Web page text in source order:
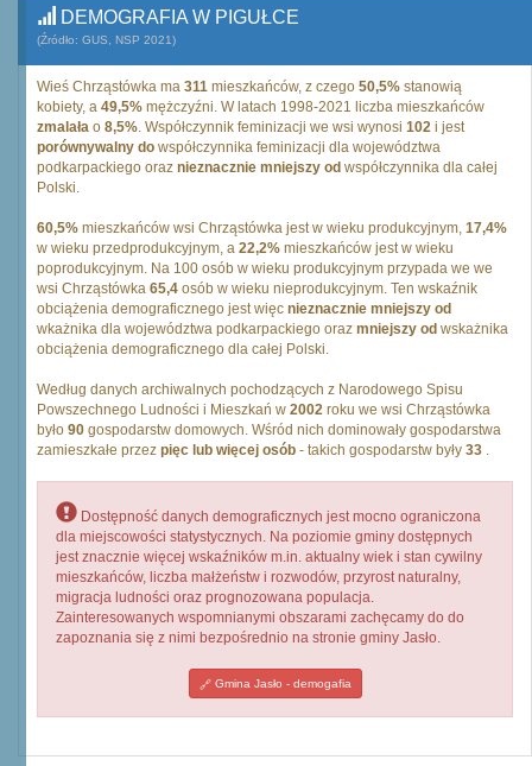
DEMOGRAFIA W PIGUŁCE
(Źródło: GUS, NSP 2021)
Wieś Chrząstówka ma 311 mieszkańców, z czego 50,5% stanowią
kobiety, a 49,5% mężczyźni. W latach 1998-2021 liczba mieszkańców
zmalała o 8,5%. Współczynnik feminizacji we wsi wynosi 102 i jest
porównywalny do współczynnika feminizacji dla województwa
podkarpackiego oraz nieznacznie mniejszy od współczynnika dla całej
Polski.
60,5% mieszkańców wsi Chrząstówka jest w wieku produkcyjnym, 17,4%
w wieku przedprodukcyjnym, a 22,2% mieszkańców jest w wieku
poprodukcyjnym. Na 100 osób w wieku produkcyjnym przypada we we
wsi Chrząstówka 65,4 osób w wieku nieprodukcyjnym. Ten wskaźnik
obciążenia demograficznego jest więc nieznacznie mniejszy od
wkażnika dla województwa podkarpackiego oraz mniejszy od wskażnika
obciążenia demograficznego dla całej Polski.
Według danych archiwalnych pochodzących z Narodowego Spisu
Powszechnego Ludności i Mieszkań w 2002 roku we wsi Chrząstówka
było 90 gospodarstw domowych. Wśród nich dominowały gospodarstwa
zamieszkałe przez pięc lub więcej osób - takich gospodarstw były 33 .
Dostępność danych demograficznych jest mocno ograniczona
dla miejscowości statystycznych. Na poziomie gminy dostępnych
jest znacznie więcej wskaźników m.in. aktualny wiek i stan cywilny
mieszkańców, liczba małżeństw i rozwodów, przyrost naturalny,
migracja ludności oraz prognozowana populacja.
Zainteresowanych wspomnianymi obszarami zachęcamy do do
zapoznania się z nimi bezpośrednio na stronie gminy Jasło.
Gmina Jasło - demogafia